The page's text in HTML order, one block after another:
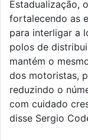
Estadualização,
fortalecendo as
para interligar a
polos de
mantém o
dos motoristas,
reduzindo o
com cuidado
disse Sergio